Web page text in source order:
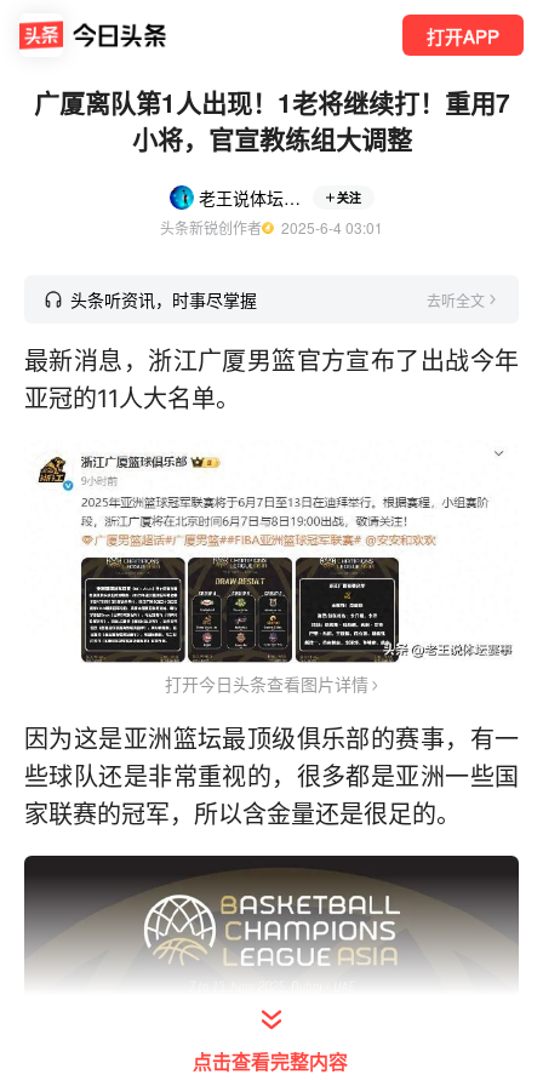
打开APP
广厦离队第1人出现！1老将继续打！重用7
小将，官宣教练组大调整
老王说体坛赛事 关注
头条新锐创作者
  2025-6-4 03:01
头条听资讯，时事尽掌握 去听全文
最新消息，浙江广厦男篮官方宣布了出战今年
亚冠的11人大名单。
打开今日头条查看图片详情
因为这是亚洲篮坛最顶级俱乐部的赛事，有一
些球队还是非常重视的，很多都是亚洲一些国
家联赛的冠军，所以含金量还是很足的。
点击查看完整内容